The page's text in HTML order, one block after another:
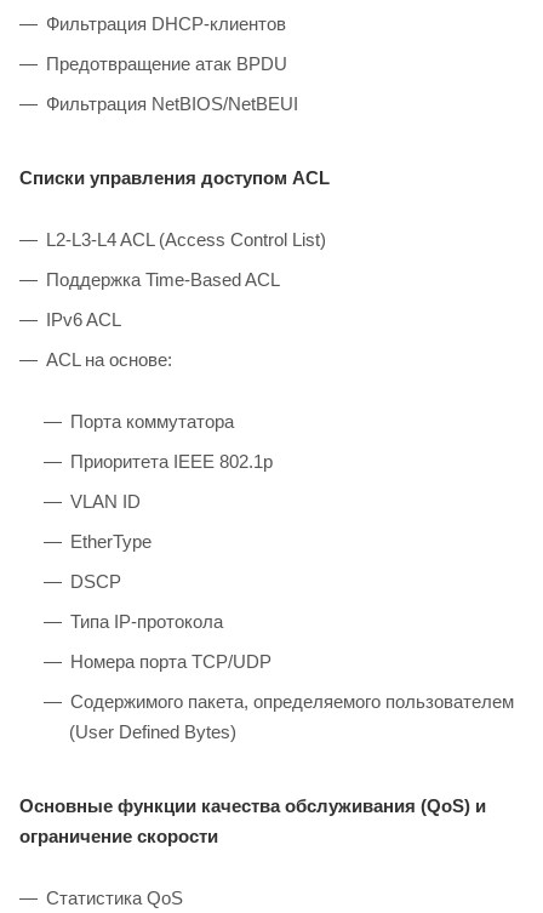
Фильтрация DHCP-клиентов
Предотвращение атак BPDU
Фильтрация NetBIOS/NetBEUI
Списки управления доступом ACL
L2-L3-L4 ACL (Access Control List)
Поддержка Time-Based ACL
IРv6 ACL
ACL на основе:
Порта коммутатора
Приоритета IEEE 802.1p
VLAN ID
EtherType
DSCP
Типа IP-протокола
Номера порта TCP/UDP
Содержимого пакета, определяемого пользователем
(User Defined Bytes)
Основные функции качества обслуживания (QoS) и
ограничение скорости
Статистика QoS